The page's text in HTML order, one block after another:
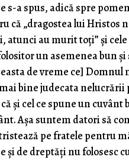
s-a spus, adică spre
că „dragostea lui Hristos
atunci au murit toţi” şi
un asemenea bun
de vreme ce] Domnul
bine judecata
şi cel ce spune un cuvânt
Aşa suntem datori să
pe fratele pentru
de dreptăţi nu folosesc